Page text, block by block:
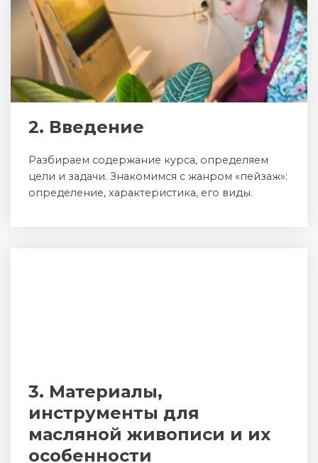
2. Введение
Разбираем содержание курса, определяем
цели и задачи. Знакомимся с жанром «пейзаж»:
определение, характеристика, его виды.
3. Материалы,
инструменты для
масляной живописи и их
особенности